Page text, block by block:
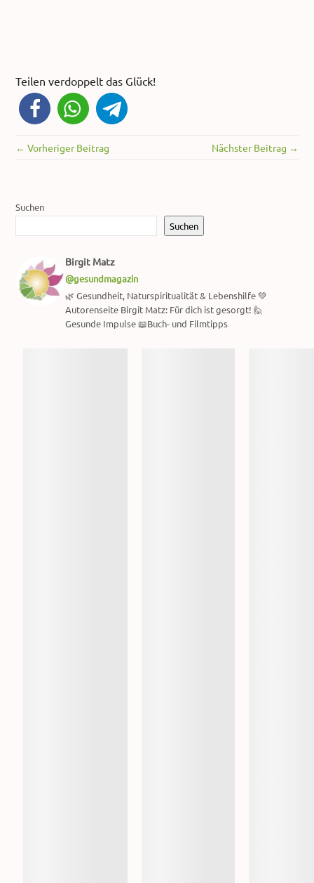
Teilen verdoppelt das Glück!
← Vorheriger Beitrag Nächster Beitrag →
Suchen
Suchen
Birgit Matz
@gesundmagazin
🌿 Gesundheit, Naturspiritualität & Lebenshilfe 💚
Autorenseite Birgit Matz: Für dich ist gesorgt! 🙋
Gesunde Impulse 📖Buch- und Filmtipps